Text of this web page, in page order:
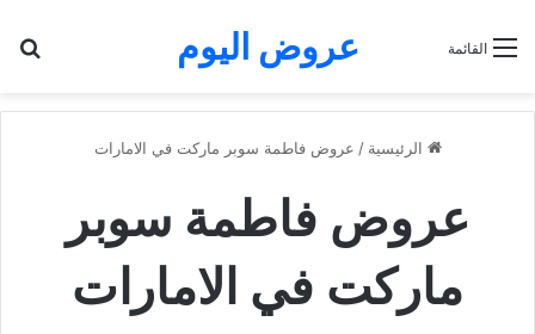
عروض اليوم القائمة
الرئيسية / عروض فاطمة سوبر ماركت في الامارات
عروض فاطمة سوبر
ماركت في الامارات